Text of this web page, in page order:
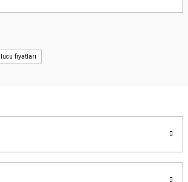
öneri formunu kullanarak tarafımıza
bozuk veya görüntülenemiyor.
daha pahalı.
alternatifler olmalı.
fiyatları